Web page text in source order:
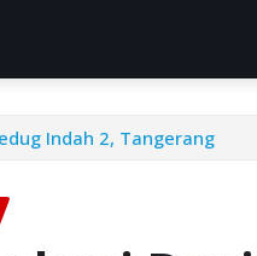
Indah 2, Tangerang